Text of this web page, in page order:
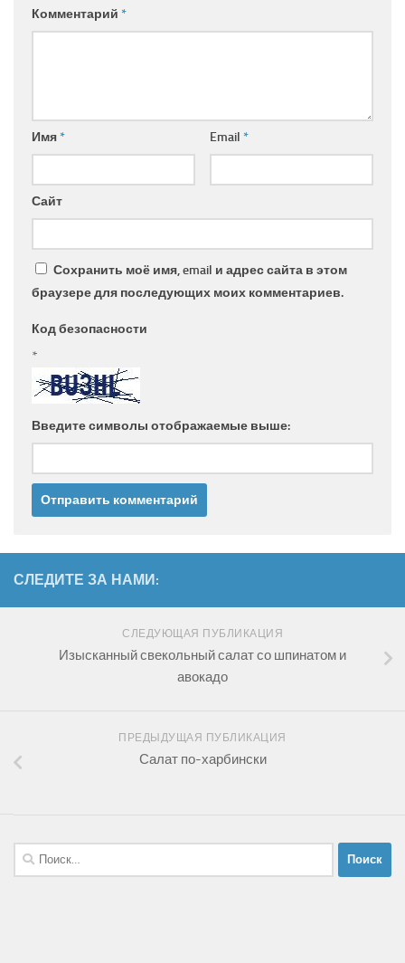
Комментарий *
Имя* Email *
Сайт
Сохранить моё имя, email и адрес сайта в этом
браузере для последующих моих комментариев.
Код безопасности
*
Введите символы отображаемые выше:
СЛЕДИТЕ ЗА НАМИ:
СЛЕДУЮЩАЯ ПУБЛИКАЦИЯ
Изысканный свекольный салат со шпинатом и
авокадо
ПРЕДЫДУЩАЯ ПУБЛИКАЦИЯ
Салат по-харбински
Найти: